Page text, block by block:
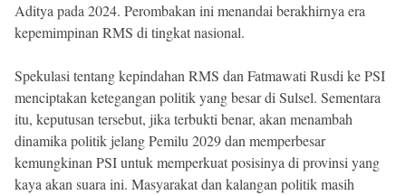
Aditya pada 2024. Perombakan ini menandai berakhirnya era
kepemimpinan RMS di tingkat nasional.
Spekulasi tentang kepindahan RMS dan Fatmawati Rusdi ke PSI
menciptakan ketegangan politik yang besar di Sulsel. Sementara
itu, keputusan tersebut, jika terbukti benar, akan menambah
dinamika politik jelang Pemilu 2029 dan memperbesar
kemungkinan PSI untuk memperkuat posisinya di provinsi yang
kaya akan suara ini. Masyarakat dan kalangan politik masih